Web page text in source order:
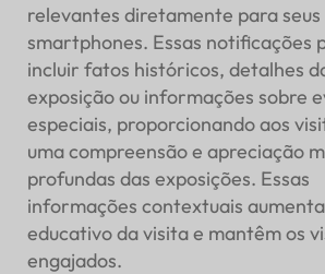
relevantes diretamente para seus
smartphones. Essas notificações
incluir fatos históricos, detalhes
exposição ou informações sobre
especiais, proporcionando aos
uma compreensão e apreciação
profundas das exposições. Essas
informações contextuais
educativo da visita e mantêm os
engajados.